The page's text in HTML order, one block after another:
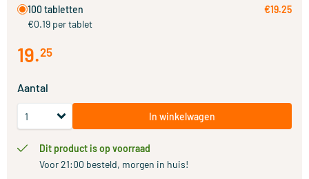
100 tabletten
€0.19 per tablet
€19.25
19.25
Aantal
In winkelwagen
Dit product is op voorraad
Voor 21:00 besteld, morgen in huis!